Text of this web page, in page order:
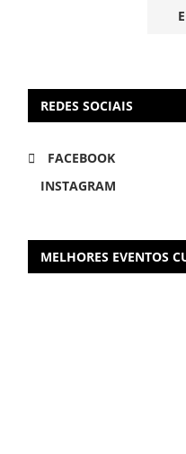
REDES SOCIAIS
FACEBOOK
INSTAGRAM
MELHORES EVENTOS